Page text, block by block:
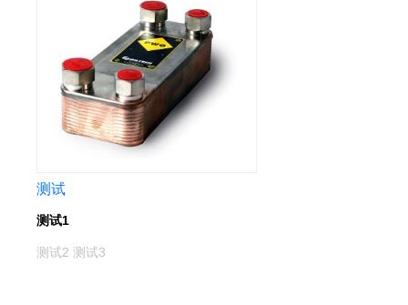
测试
测试1
测试2 测试3